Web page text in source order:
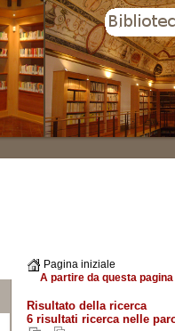
Pagina iniziale
A partire da questa
Risultato della ricerca
6 risultati ricerca nelle